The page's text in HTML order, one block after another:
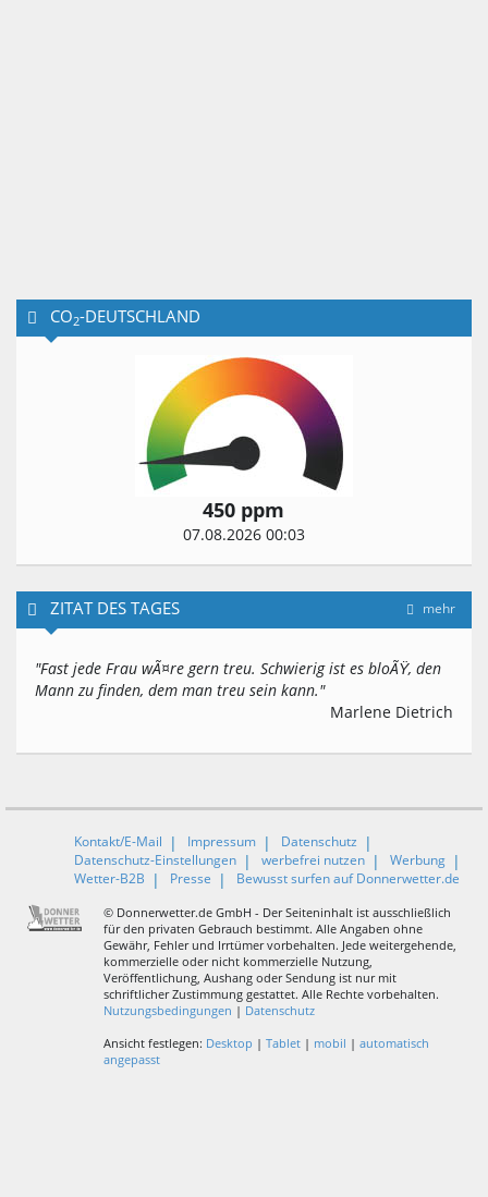
CO2-DEUTSCHLAND
450 ppm
07.08.2026 00:03
mehr
ZITAT DES TAGES
"Fast jede Frau wÃ¤re gern treu. Schwierig ist es bloÃŸ, den
Mann zu finden, dem man treu sein kann."
Marlene Dietrich
Kontakt/E-Mail Impressum
Datenschutz
Datenschutz-Einstellungen
werbefrei nutzen
Werbung
Wetter-B2B
Presse Bewusst surfen auf Donnerwetter.de
© Donnerwetter.de GmbH - Der Seiteninhalt ist ausschließlich
für den privaten Gebrauch bestimmt. Alle Angaben ohne
Gewähr, Fehler und Irrtümer vorbehalten. Jede weitergehende,
kommerzielle oder nicht kommerzielle Nutzung,
Veröffentlichung, Aushang oder Sendung ist nur mit
schriftlicher Zustimmung gestattet. Alle Rechte vorbehalten.
Nutzungsbedingungen | Datenschutz
Ansicht festlegen: Desktop | Tablet| mobil | automatisch
angepasst